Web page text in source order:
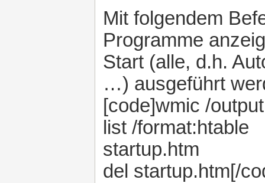
Mit folgendem
Programme
Start (alle, d.h.
…) ausgeführt
[code]wmic /
list /format:htable
startup.htm
del startup.htm[/